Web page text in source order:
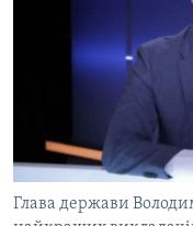
ПОДКАСТИ
КРИМ РЕАЛІЇ
Глава держави